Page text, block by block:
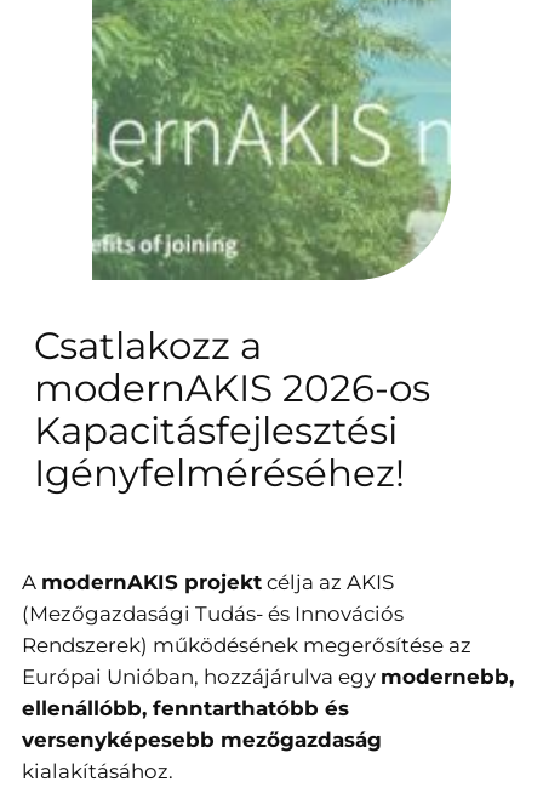
Csatlakozz a
modernAKIS 2026-os
Kapacitásfejlesztési
Igényfelméréséhez!
A modernAKIS projekt célja az AKIS
(Mezőgazdasági Tudás- és Innovációs
Rendszerek) működésének megerősítése az
Európai Unióban, hozzájárulva egy modernebb,
ellenállóbb, fenntarthatóbb és
versenyképesebb mezőgazdaság
kialakításához.